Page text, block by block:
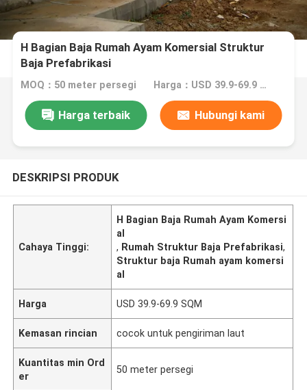
H Bagian Baja Rumah Ayam Komersial Struktur
Baja Prefabrikasi
MOQ：50 meter persegi Harga：USD 39.9-69.9 SQM
Harga terbaik Hubungi kami
DESKRIPSI PRODUK
Cahaya Tinggi:
H Bagian Baja Rumah Ayam Komersi
al
, Rumah Struktur Baja Prefabrikasi,
Struktur baja Rumah ayam komersi
al
Harga USD 39.9-69.9 SQM
Kemasan rincian cocok untuk pengiriman laut
Kuantitas min Ord
er
50 meter persegi